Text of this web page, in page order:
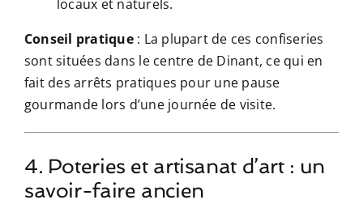
locaux et naturels.
Conseil pratique: La plupart de ces confiseries
sont situées dans le centre de Dinant, ce qui en
fait des arrêts pratiques pour une pause
gourmande lors d’une journée de visite.
4. Poteries et artisanat d’art : un
savoir-faire ancien